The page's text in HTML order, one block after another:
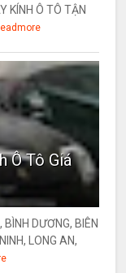
KÍNH Ô TÔ TẬN
Ô Tô Giá
DƯƠNG, BIÊN
LONG AN,